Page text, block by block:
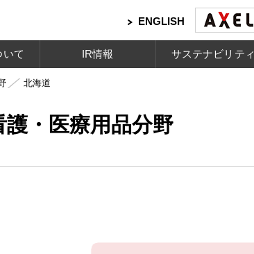
ENGLISH
いて IR情報 サステナビリティ
北海道
護・医療用品分野